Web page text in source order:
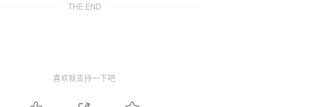
THE END
喜欢就支持一下吧